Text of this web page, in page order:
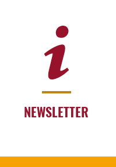
NEWSLETTER